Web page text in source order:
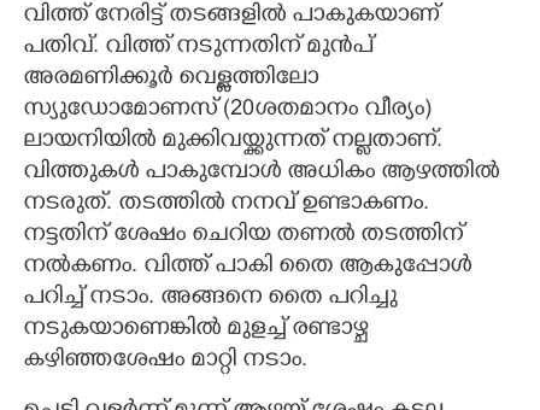
വിത്ത് നേരിട്ട് തടങ്ങളിൽ പാകുകയാണ്
പതിവ്. വിത്ത് നടുന്നതിന് മുൻപ്
അരമണിക്കൂർ വെള്ളത്തിലോ
സ്യുഡോമോണസ് (20ശതമാനം വീര്യം)​
ലായനിയിൽ മുക്കിവയ്ക്കുന്നത് നല്ലതാണ്.
വിത്തുകൾ പാകുമ്പോൾ അധികം ആഴത്തിൽ
നടരുത്. തടത്തിൽ നനവ് ഉണ്ടാകണം.
നട്ടതിന് ശേഷം ചെറിയ തണൽ തടത്തിന്
നൽകണം. വിത്ത് പാകി തെെ ആകുപ്പോൾ
പറിച്ച് നടാം. അങ്ങനെ തെെ പറിച്ചു
നടുകയാണെങ്കിൽ മുളച്ച് രണ്ടാഴ്ച
കഴിഞ്ഞശേഷം മാറ്റി നടാം.